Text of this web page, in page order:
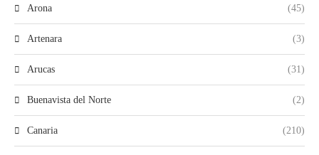
Arona (45)
Artenara (3)
Arucas (31)
Buenavista del Norte (2)
Canaria (210)